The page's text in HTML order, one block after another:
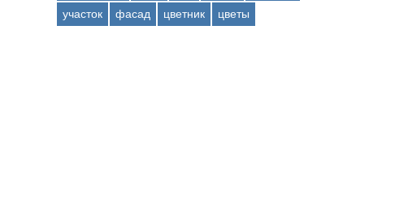
участок
фасад цветник цветы